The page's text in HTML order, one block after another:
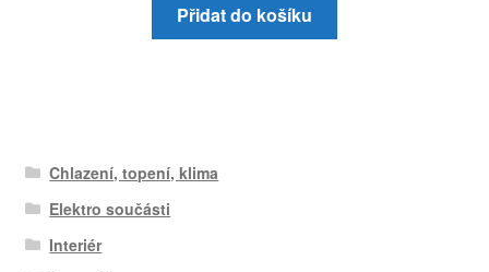
Přidat do košíku
Chlazení, topení, klima
Elektro součásti
Interiér